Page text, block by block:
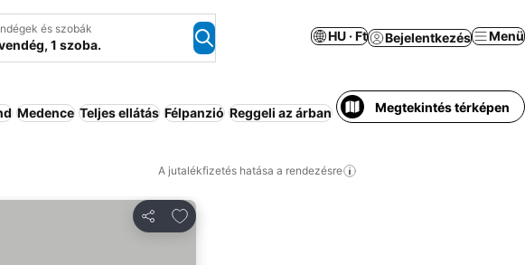
és szobák
1 szoba.
HU · Ft Bejelentkezés Menü
Medence Teljes ellátás Félpanzió Reggeli az árban Üdülő Apartmanhotel
Megtekintés térképen
A jutalékfizetés hatása a rendezésre
Megosztás
Hozzáadás a kedvencekhez